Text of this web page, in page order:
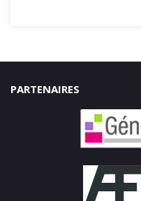
PARTENAIRES